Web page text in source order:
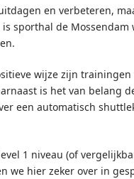
en verbeteren,
sporthal de Mossendam
wijze zijn
is het van belang
een automatisch
1 niveau (of
hier zeker over in